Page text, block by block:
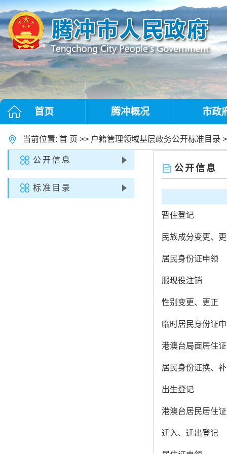
首页 腾冲概况 市政
当前位置: 首 页 >> 户籍管理领域基层政务公开标准目录
公开信息
暂住登记
民族成分变更、
居民身份证申领
服现役注销
性别变更、更正
临时居民身份证
港澳台局面居住
居民身份证换、
出生登记
港澳台居民居住
迁入、迁出登记
公开信息
标准目录